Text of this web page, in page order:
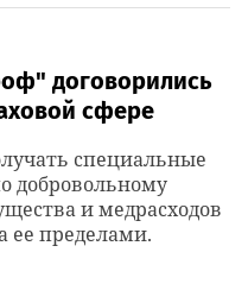
договорились
сфере
специальные
добровольному
и медрасходов
ее пределами.